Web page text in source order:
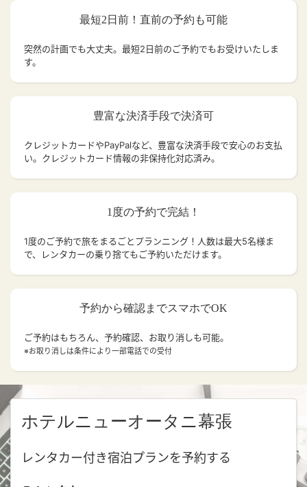
最短2日前！直前の予約も可能
突然の計画でも大丈夫。 最短2日前のご予約でもお受けいたしま
す。
豊富な決済手段で決済可
クレジットカードやPayPalなど、豊富な決済手段で安心のお支払
い。クレジットカード情報の非保持化対応済み。
1度の予約で完結！
1度のご予約で旅をまるごとプランニング！人数は最大5名様ま
で、レンタカーの乗り捨てもご予約いただけます。
予約から確認までスマホでOK
ご予約はもちろん、予約確認、お取り消しも可能。
※お取り消しは条件により一部電話での受付
ホテルニューオータニ幕張
レンタカー付き宿泊プランを予約する